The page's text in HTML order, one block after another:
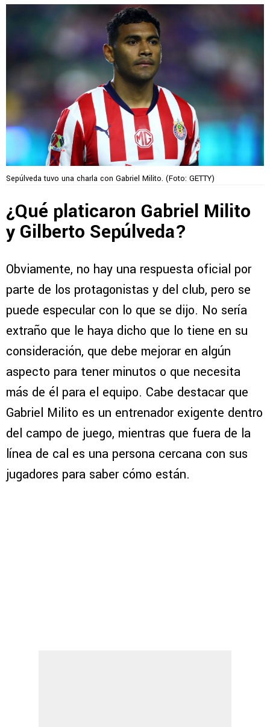
Sepúlveda tuvo una charla con Gabriel Milito. (Foto: GETTY)
¿Qué platicaron Gabriel Milito
y Gilberto Sepúlveda?
Obviamente, no hay una respuesta oficial por
parte de los protagonistas y del club, pero se
puede especular con lo que se dijo. No sería
extraño que le haya dicho que lo tiene en su
consideración, que debe mejorar en algún
aspecto para tener minutos o que necesita
más de él para el equipo. Cabe destacar que
Gabriel Milito es un entrenador exigente dentro
del campo de juego, mientras que fuera de la
línea de cal es una persona cercana con sus
jugadores para saber cómo están.